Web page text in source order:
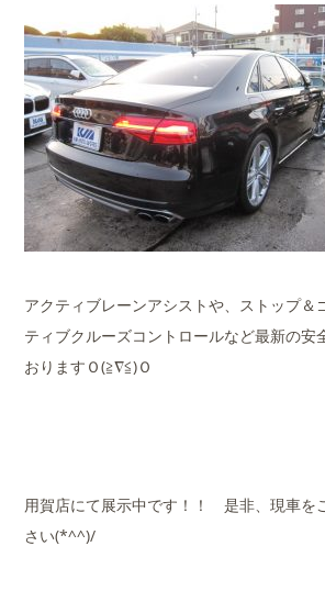
アクティブレーンアシストや、ストップ＆
ティブクルーズコントロールなど最新の安
おりますＯ(≧∇≦)Ｏ
用賀店にて展示中です！！ 是非、現車を
さい(*^^)/